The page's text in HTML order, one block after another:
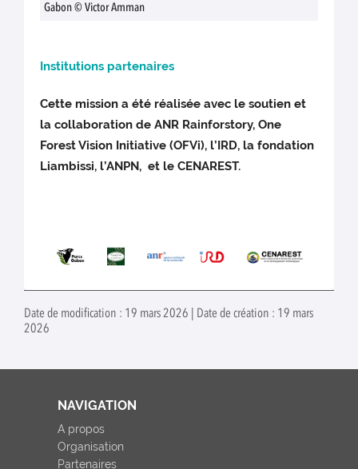
Gabon © Victor Amman
Institutions partenaires
Cette mission a été réalisée avec le soutien et
la collaboration de ANR Rainforstory, One
Forest Vision Initiative (OFVi), l’IRD, la fondation
Liambissi, l’ANPN, et le CENAREST.
Date de modification : 19 mars 2026 | Date de création : 19 mars
2026
NAVIGATION
A propos
Organisation
Partenaires